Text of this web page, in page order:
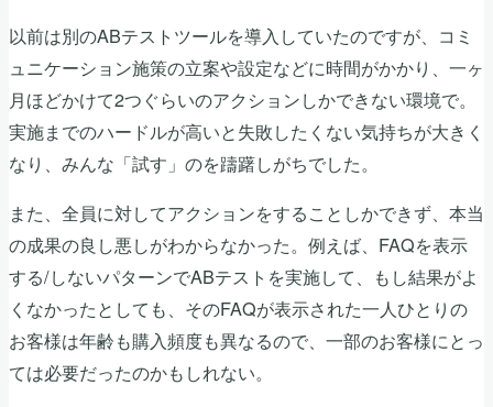
以前は別のABテストツールを導入していたのですが、コミ
ュニケーション施策の立案や設定などに時間がかかり、一ヶ
月ほどかけて2つぐらいのアクションしかできない環境で。
実施までのハードルが高いと失敗したくない気持ちが大きく
なり、みんな「試す」のを躊躇しがちでした。
また、全員に対してアクションをすることしかできず、本当
の成果の良し悪しがわからなかった。例えば、FAQを表示
する/しないパターンでABテストを実施して、もし結果がよ
くなかったとしても、そのFAQが表示された一人ひとりの
お客様は年齢も購入頻度も異なるので、一部のお客様にとっ
ては必要だったのかもしれない。